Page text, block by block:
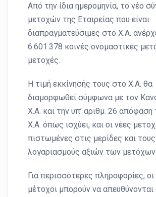
Από την ίδια ημερομηνία, το νέο
μετοχών της Εταιρείας που είναι
διαπραγματεύσιμες στο Χ.Α.
6.601.378 κοινές ονομαστικές
μετοχές.
Η τιμή εκκίνησής τους στο Χ.Α. θα
διαμορφωθεί σύμφωνα με τον
Χ.Α. και την υπ’ αριθμ. 26 απόφαση
Χ.Α. όπως ισχύει, και οι νέες
πιστωμένες στις μερίδες και τους
λογαριασμούς αξιών των
Για περισσότερες πληροφορίες, οι
μέτοχοι μπορούν να